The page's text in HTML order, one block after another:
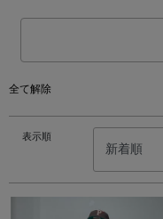
全て解除
表示順